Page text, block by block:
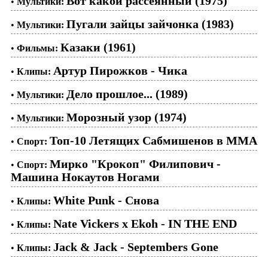
• Мультики: Пугали зайцы зайчонка (1983)
• Фильмы: Казаки (1961)
• Клипы: Артур Пирожков - Чика
• Мультики: Дело прошлое... (1989)
• Мультики: Морозный узор (1974)
• Спорт: Топ-10 Летящих Сабмишенов в ММА
• Спорт: Мирко "Крокоп" Филипович -
Машина Нокаутов Ногами
• Клипы: White Punk - Снова
• Клипы: Nate Vickers x Ekoh - IN THE END
• Клипы: Jack & Jack - Septembers Gone